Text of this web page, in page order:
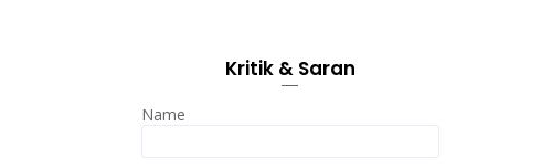
Kritik & Saran
Name